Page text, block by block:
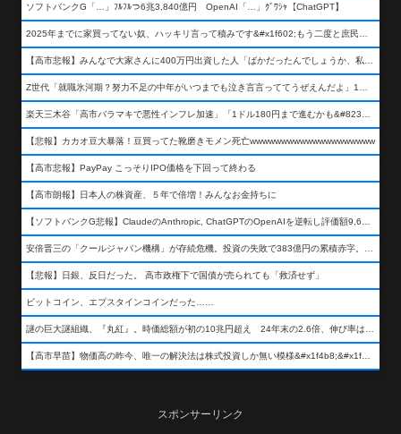
ソフトバンクG「…」ﾌﾙﾌﾙつ6兆3,840億円 OpenAI「…」ｸﾞﾜｼｬ【ChatGPT】
【悲報】カカオ豆大暴落！豆買ってた靴磨きモメン死亡wwwwwwwwwwwwwwwwwwww
【高市悲報】PayPay こっそりIPO価格を下回って終わる
【高市朗報】日本人の株資産、５年で倍増！みんなお金持ちに
【悲報】日銀、反日だった。 高市政権下で国債が売られても「救済せず」
ビットコイン、エプスタインコインだった……
スポンサーリンク